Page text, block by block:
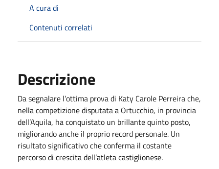
A cura di
Contenuti correlati
Descrizione
Da segnalare l’ottima prova di Katy Carole Perreira che,
nella competizione disputata a Ortucchio, in provincia
dell’Aquila, ha conquistato un brillante quinto posto,
migliorando anche il proprio record personale. Un
risultato significativo che conferma il costante
percorso di crescita dell’atleta castiglionese.